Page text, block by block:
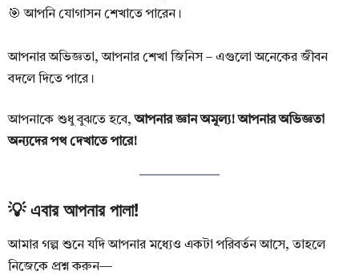
🎯 আপনি যোগাসন শেখাতে পারেন।
আপনার অভিজ্ঞতা, আপনার শেখা জিনিস – এগুলো অনেকের জীবন
বদলে দিতে পারে।
আপনাকে শুধু বুঝতে হবে,আপনার জ্ঞান অমূল্য! আপনার অভিজ্ঞতা
অন্যদের পথ দেখাতে পারে!
💡 এবার আপনার পালা!
আমার গল্প শুনে যদি আপনার মধ্যেও একটা পরিবর্তন আসে, তাহলে
নিজেকে প্রশ্ন করুন—